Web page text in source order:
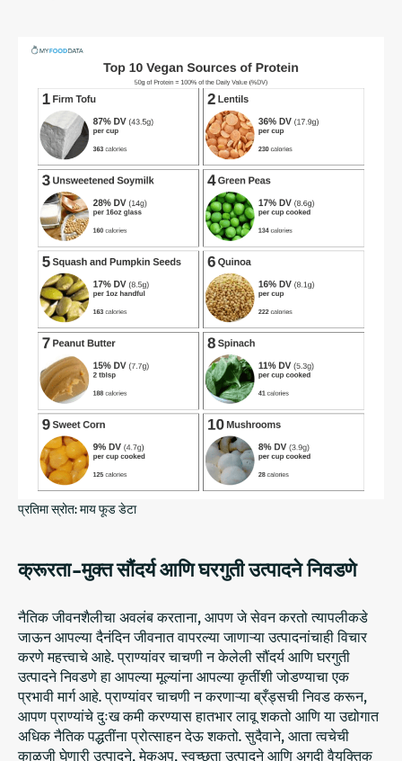
प्रतिमा स्रोत: माय फूड डेटा
क्रूरता-मुक्त सौंदर्य आणि घरगुती उत्पादने निवडणे
नैतिक जीवनशैलीचा अवलंब करताना, आपण जे सेवन करतो त्यापलीकडे
जाऊन आपल्या दैनंदिन जीवनात वापरल्या जाणाऱ्या उत्पादनांचाही विचार
करणे महत्त्वाचे आहे. प्राण्यांवर चाचणी न केलेली सौंदर्य आणि घरगुती
उत्पादने निवडणे हा आपल्या मूल्यांना आपल्या कृतींशी जोडण्याचा एक
प्रभावी मार्ग आहे. प्राण्यांवर चाचणी न करणाऱ्या ब्रँड्सची निवड करून,
आपण प्राण्यांचे दुःख कमी करण्यास हातभार लावू शकतो आणि या उद्योगात
अधिक नैतिक पद्धतींना प्रोत्साहन देऊ शकतो. सुदैवाने, आता त्वचेची
काळजी घेणारी उत्पादने, मेकअप, स्वच्छता उत्पादने आणि अगदी वैयक्तिक